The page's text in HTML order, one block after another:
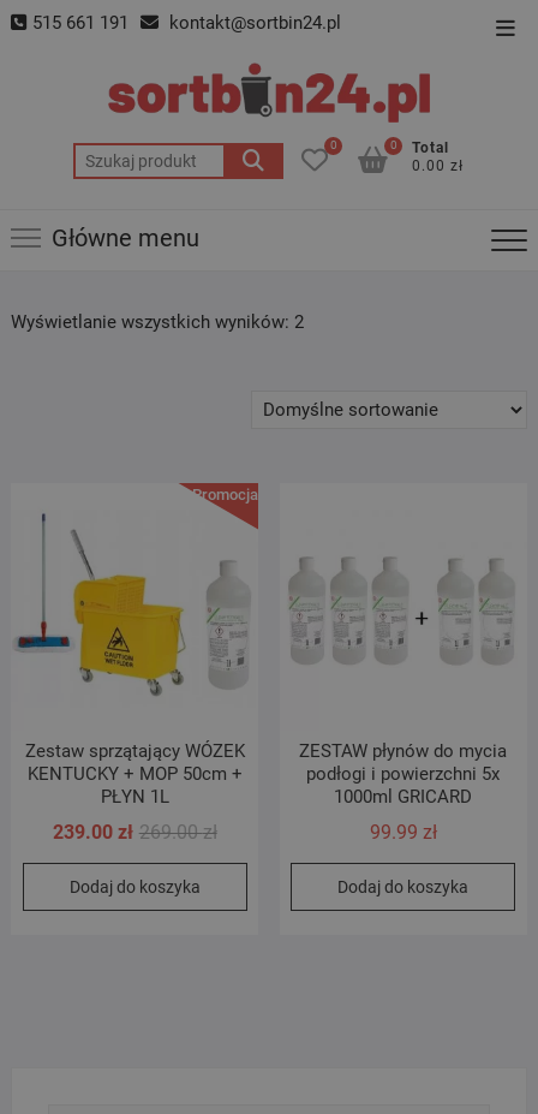
Skip 515 661 191 kontakt@sortbin24.pl
Szukaj:
0
Total
0.00 zł
0
Główne menu
Wyświetlanie wszystkich wyników: 2
Promocja!
Zestaw sprzątający WÓZEK
KENTUCKY + MOP 50cm +
PŁYN 1L
269.00złPierwotna
cena
269.00 zł.
239.00 zł
Aktualna
cena
239.00 zł.
Dodaj do koszyka
ZESTAW płynów do mycia
podłogi i powierzchni 5x
1000ml GRICARD
99.99 zł
Dodaj do koszyka